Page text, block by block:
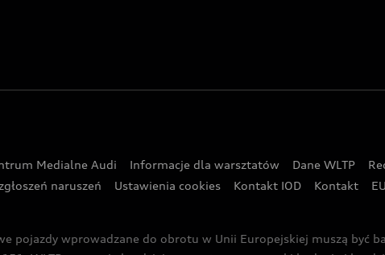
Medialne Audi Informacje dla warsztatów Dane WLTP
naruszeń Ustawienia cookies Kontakt IOD Kontakt
pojazdy wprowadzane do obrotu w Unii Europejskiej muszą być